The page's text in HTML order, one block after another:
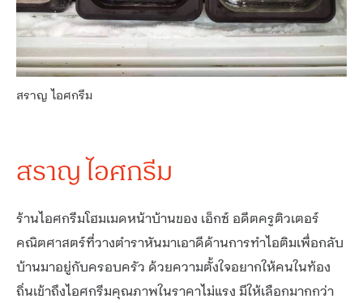
สราญ ไอศกรีม
สราญ ไอศกรีม
ร้านไอศกรีมโฮมเมดหน้าบ้านของ เอ็กซ์ อดีตครูติวเตอร์
คณิตศาสตร์ที่วางตำราหันมาเอาดีด้านการทำไอติมเพื่อกลับ
บ้านมาอยู่กับครอบครัว ด้วยความตั้งใจอยากให้คนในท้อง
ถิ่นเข้าถึงไอศกรีมคุณภาพในราคาไม่แรง มีให้เลือกมากกว่า